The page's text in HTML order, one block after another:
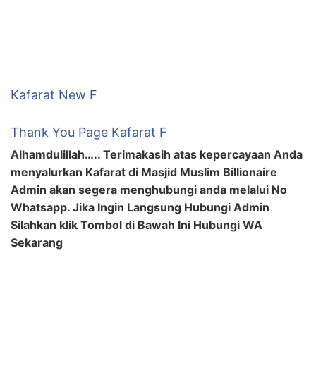
Kafarat New F
Thank You Page Kafarat F
Alhamdulillah….. Terimakasih atas kepercayaan Anda
menyalurkan Kafarat di Masjid Muslim Billionaire
Admin akan segera menghubungi anda melalui No
Whatsapp. Jika Ingin Langsung Hubungi Admin
Silahkan klik Tombol di Bawah Ini Hubungi WA
Sekarang